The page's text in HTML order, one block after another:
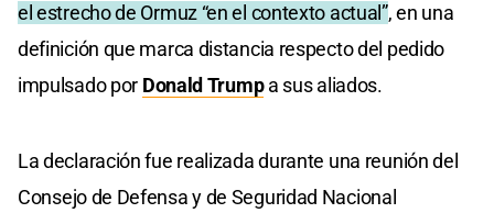
el estrecho de Ormuz “en el contexto actual”, en una
definición que marca distancia respecto del pedido
impulsado por Donald Trumpa sus aliados.
La declaración fue realizada durante una reunión del
Consejo de Defensa y de Seguridad Nacional